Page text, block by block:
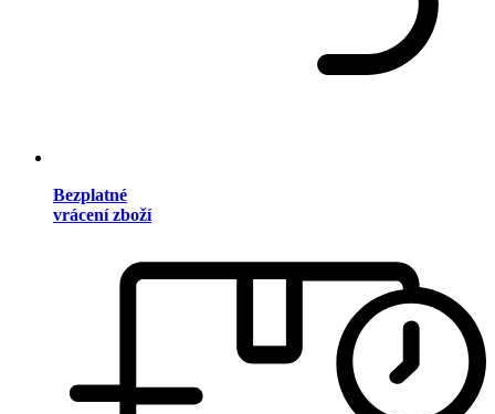
Bezplatné
vrácení zboží